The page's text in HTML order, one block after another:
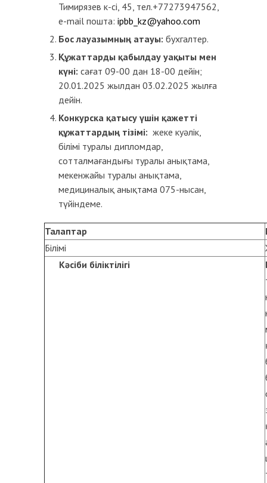
Тимирязев к-сі, 45, тел.+77273947562,
e-mail пошта: ipbb_kz@yahoo.com
Бос лауазымның атауы: бухгалтер.
Құжаттарды қабылдау уақыты мен
күні: сағат 09-00 дан 18-00 дейін;
20.01.2025 жылдан 03.02.2025 жылға
дейін.
Конкурска қатысу үшін қажетті
құжаттардың тізімі: жеке куәлік,
білімі туралы дипломдар,
сотталмағандығы туралы анықтама,
мекенжайы туралы анықтама,
медициналық анықтама 075-нысан,
түйіндеме.
Талаптар
Білімі
Кәсіби біліктілігі